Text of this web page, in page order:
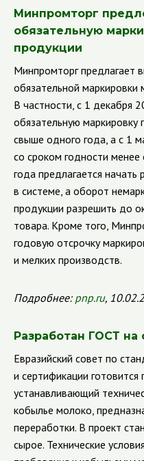
Минпромторг
обязательную
продукции
Минпромторг предлагает
обязательной маркировки
В частности, с 1 декабря
обязательную маркировку
свыше одного года, а с 1
со сроком годности
года предлагается
в системе, а оборот
продукции разрешить до
товара. Кроме того,
годовую отсрочку
и мелких производств.
Подробнее: pnp.ru,
Разработан ГОСТ
Евразийский совет по
и сертификации
устанавливающий
кобылье молоко,
переработки. В проект
сырое. Технические